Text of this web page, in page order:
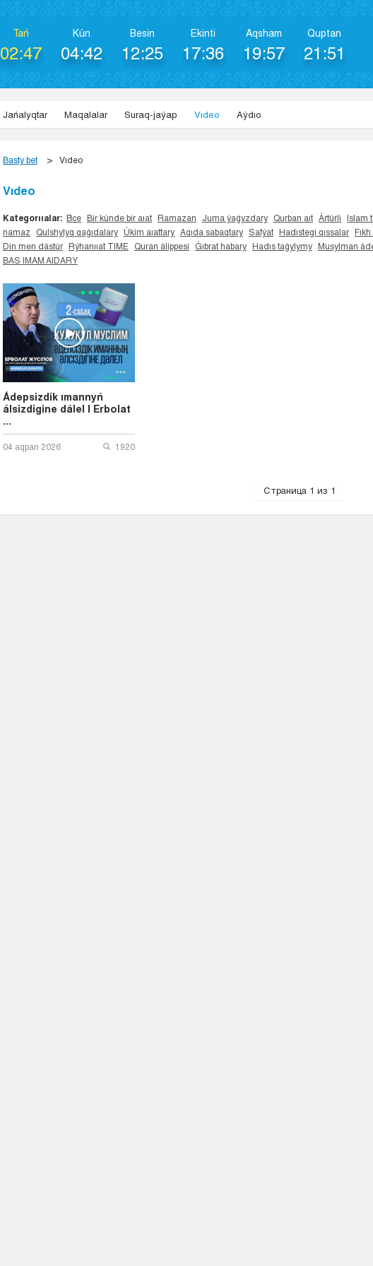
Tań
02:47
Kún
04:42
Besіn
12:25
Ekіntі
17:36
Aqsham
19:57
Quptan
21:51
Jańalyqtar Maqalalar Suraq-jaýap Vıdeo Aýdıo
Basty bet Vıdeo
Vıdeo
Kategorııalar: Все Bir kúnde bir aıat Ramazan Juma ýaǵyzdary Qurban aıt Ártúrli Islam
namaz
Qulshylyq qaǵıdalary Úkim aıattary Aqıda sabaqtary Safýat Hadıstegi qıssalar
Din men dástúr Rýhanııat TIME Quran álippesi Ǵıbrat habary Hadıs taǵylymy Musylman
BAS IMAM AIDARY
Ádepsizdik ımannyń
álsizdigine dálel | Erbolat
...
04 aqpan 2026 1920
Страница 1 из 1